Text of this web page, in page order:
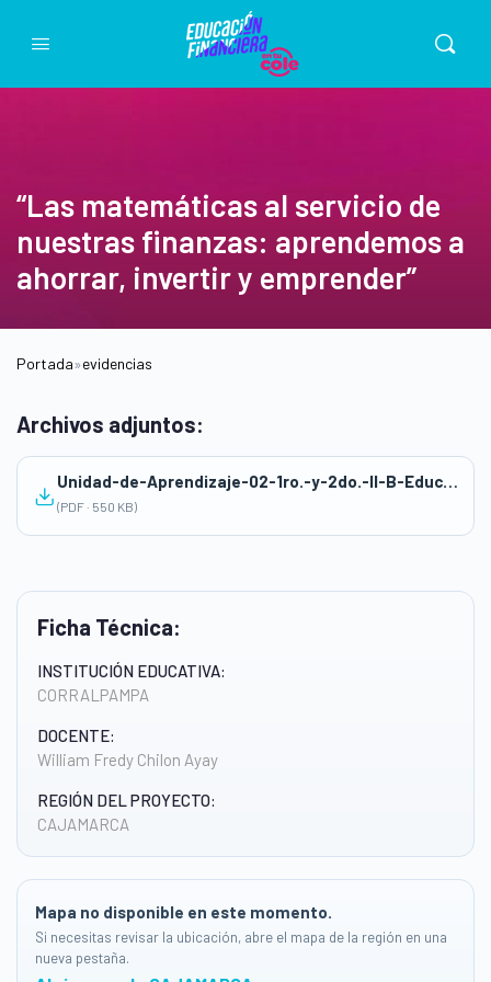
“Las matemáticas al servicio de
nuestras finanzas: aprendemos a
ahorrar, invertir y emprender”
Portada»evidencias
Ficha Técnica:
INSTITUCIÓN EDUCATIVA:
CORRALPAMPA
DOCENTE:
William Fredy Chilon Ayay
REGIÓN DEL PROYECTO:
CAJAMARCA
Mapa no disponible en este momento.
Si necesitas revisar la ubicación, abre el mapa de la región en una
nueva pestaña.
Archivos adjuntos:
Unidad-de-Aprendizaje-02-1ro.-y-2do.-II-B-Educacion-Financiera
(PDF · 550 KB)